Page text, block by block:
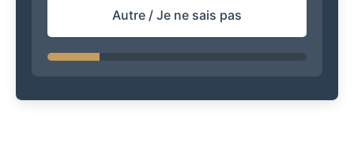
Autre / Je ne sais pas